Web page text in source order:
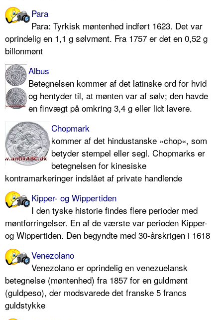
Para
Para: Tyrkisk møntenhed indført 1623. Det var
oprindelig en 1,1 g sølvmønt. Fra 1757 er det en 0,52 g
billonmønt
Albus
Betegnelsen kommer af det latinske ord for hvid
og hentyder til, at mønten var af sølv; den havde
en finvægt på omkring 3,4 g eller lidt lavere.
Chopmark
kommer af det hindustanske »chop«, som
betyder stempel eller segl. Chopmarks er
betegnelsen for kinesiske
kontramarkeringer indslået af private handlende
Kipper- og Wippertiden
I den tyske historie findes flere perioder med
møntforringelser. En af de værste var perioden Kipper-
og Wippertiden. Den begyndte med 30-årskrigen i 1618
Venezolano
Venezolano er oprindelig en venezuelansk
betegnelse (møntenhed) fra 1857 for en guldmønt
(guldpeso), der modsvarede det franske 5 francs
guldstykke